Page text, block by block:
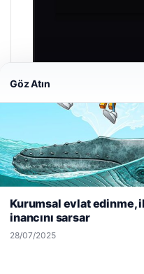
Prenses Night Club
29/04/2026
Web sitemizi nasıl
kullanıyoruz.Çerez
Göz Atın
Kurumsal evlat edinme,
inancını sarsar
28/07/2025